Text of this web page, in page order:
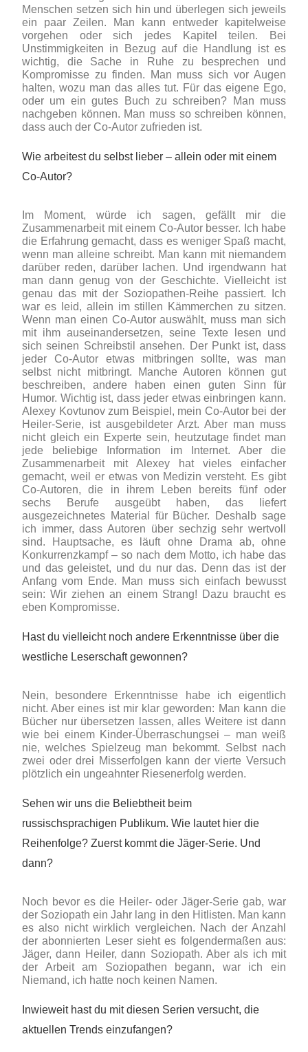
Menschen setzen sich hin und überlegen sich jeweils
ein paar Zeilen. Man kann entweder kapitelweise
vorgehen oder sich jedes Kapitel teilen. Bei
Unstimmigkeiten in Bezug auf die Handlung ist es
wichtig, die Sache in Ruhe zu besprechen und
Kompromisse zu finden. Man muss sich vor Augen
halten, wozu man das alles tut. Für das eigene Ego,
oder um ein gutes Buch zu schreiben? Man muss
nachgeben können. Man muss so schreiben können,
dass auch der Co-Autor zufrieden ist.
Wie arbeitest du selbst lieber – allein oder mit einem
Co-Autor?
Im Moment, würde ich sagen, gefällt mir die
Zusammenarbeit mit einem Co-Autor besser. Ich habe
die Erfahrung gemacht, dass es weniger Spaß macht,
wenn man alleine schreibt. Man kann mit niemandem
darüber reden, darüber lachen. Und irgendwann hat
man dann genug von der Geschichte. Vielleicht ist
genau das mit der Soziopathen-Reihe passiert. Ich
war es leid, allein im stillen Kämmerchen zu sitzen.
Wenn man einen Co-Autor auswählt, muss man sich
mit ihm auseinandersetzen, seine Texte lesen und
sich seinen Schreibstil ansehen. Der Punkt ist, dass
jeder Co-Autor etwas mitbringen sollte, was man
selbst nicht mitbringt. Manche Autoren können gut
beschreiben, andere haben einen guten Sinn für
Humor. Wichtig ist, dass jeder etwas einbringen kann.
Alexey Kovtunov zum Beispiel, mein Co-Autor bei der
Heiler-Serie, ist ausgebildeter Arzt. Aber man muss
nicht gleich ein Experte sein, heutzutage findet man
jede beliebige Information im Internet. Aber die
Zusammenarbeit mit Alexey hat vieles einfacher
gemacht, weil er etwas von Medizin versteht. Es gibt
Co-Autoren, die in ihrem Leben bereits fünf oder
sechs Berufe ausgeübt haben, das liefert
ausgezeichnetes Material für Bücher. Deshalb sage
ich immer, dass Autoren über sechzig sehr wertvoll
sind. Hauptsache, es läuft ohne Drama ab, ohne
Konkurrenzkampf – so nach dem Motto, ich habe das
und das geleistet, und du nur das. Denn das ist der
Anfang vom Ende. Man muss sich einfach bewusst
sein: Wir ziehen an einem Strang! Dazu braucht es
eben Kompromisse.
Hast du vielleicht noch andere Erkenntnisse über die
westliche Leserschaft gewonnen?
Nein, besondere Erkenntnisse habe ich eigentlich
nicht. Aber eines ist mir klar geworden: Man kann die
Bücher nur übersetzen lassen, alles Weitere ist dann
wie bei einem Kinder-Überraschungsei – man weiß
nie, welches Spielzeug man bekommt. Selbst nach
zwei oder drei Misserfolgen kann der vierte Versuch
plötzlich ein ungeahnter Riesenerfolg werden.
Sehen wir uns die Beliebtheit beim
russischsprachigen Publikum. Wie lautet hier die
Reihenfolge? Zuerst kommt die Jäger-Serie. Und
dann?
Noch bevor es die Heiler- oder Jäger-Serie gab, war
der Soziopath ein Jahr lang in den Hitlisten. Man kann
es also nicht wirklich vergleichen. Nach der Anzahl
der abonnierten Leser sieht es folgendermaßen aus:
Jäger, dann Heiler, dann Soziopath. Aber als ich mit
der Arbeit am Soziopathen begann, war ich ein
Niemand, ich hatte noch keinen Namen.
Inwieweit hast du mit diesen Serien versucht, die
aktuellen Trends einzufangen?